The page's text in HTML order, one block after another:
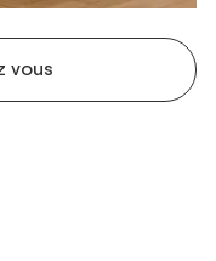
vous